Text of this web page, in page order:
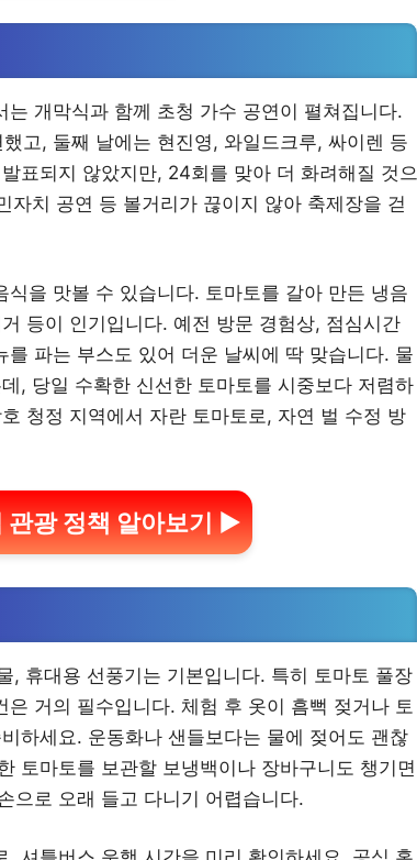
개막식과 함께 초청 가수 공연이 펼쳐집니다.
고, 둘째 날에는 현진영, 와일드크루, 싸이렌 등
표되지 않았지만, 24회를 맞아 더 화려해질 것으
자치 공연 등 볼거리가 끊이지 않아 축제장을 걷
을 맛볼 수 있습니다. 토마토를 갈아 만든 냉음
등이 인기입니다. 예전 방문 경험상, 점심시간
파는 부스도 있어 더운 날씨에 딱 맞습니다. 물
, 당일 수확한 신선한 토마토를 시중보다 저렴하
청정 지역에서 자란 토마토로, 자연 벌 수정 방
관광 정책 알아보기 ▶
, 휴대용 선풍기는 기본입니다. 특히 토마토 풀장
거의 필수입니다. 체험 후 옷이 흠뻑 젖거나 토
하세요. 운동화나 샌들보다는 물에 젖어도 괜찮
토마토를 보관할 보냉백이나 장바구니도 챙기면
으로 오래 들고 다니기 어렵습니다.